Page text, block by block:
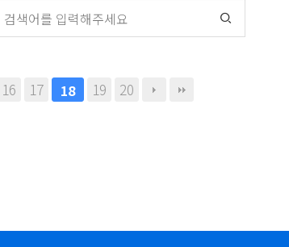
16 17 18 19 20